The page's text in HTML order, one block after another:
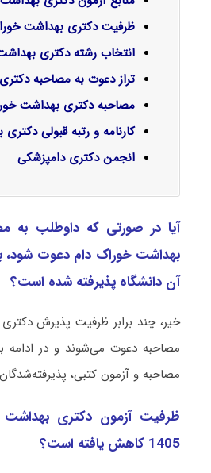
ظرفیت دکتری بهداشت
انتخاب رشته دکتری
تراز دعوت به مصاحبه
مصاحبه دکتری بهداشت
کارنامه و رتبه قبولی
انجمن دکتری دامپزشکی
آیا در صورتی که داوطلب به
ﺑﻬﺪاﺷﺖ ﺧﻮراک دام دعوت شود،
آن دانشگاه پذیرفته شده است؟
خیر، چند برابر ظرفیت پذیرش
مصاحبه دعوت می‌شوند و در ادامه
مصاحبه و آزمون کتبی،
ظرفیت آزمون دکتری
1405 کاهش یافته است؟